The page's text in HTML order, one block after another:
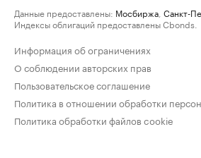
Данные предоставлены: Мосбиржа Санкт-
Индексы облигаций предоставлены Cbonds.
Информация об ограничениях
О соблюдении авторских прав
Пользовательское соглашение
Политика в отношении обработки
Политика обработки файлов cookie